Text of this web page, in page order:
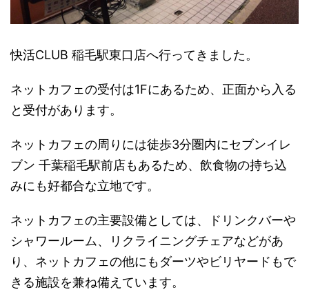
快活CLUB 稲毛駅東口店へ行ってきました。
ネットカフェの受付は1Fにあるため、正面から入る
と受付があります。
ネットカフェの周りには徒歩3分圏内にセブンイレ
ブン 千葉稲毛駅前店もあるため、飲食物の持ち込
みにも好都合な立地です。
ネットカフェの主要設備としては、ドリンクバーや
シャワールーム、リクライニングチェアなどがあ
り、ネットカフェの他にもダーツやビリヤードもで
きる施設を兼ね備えています。